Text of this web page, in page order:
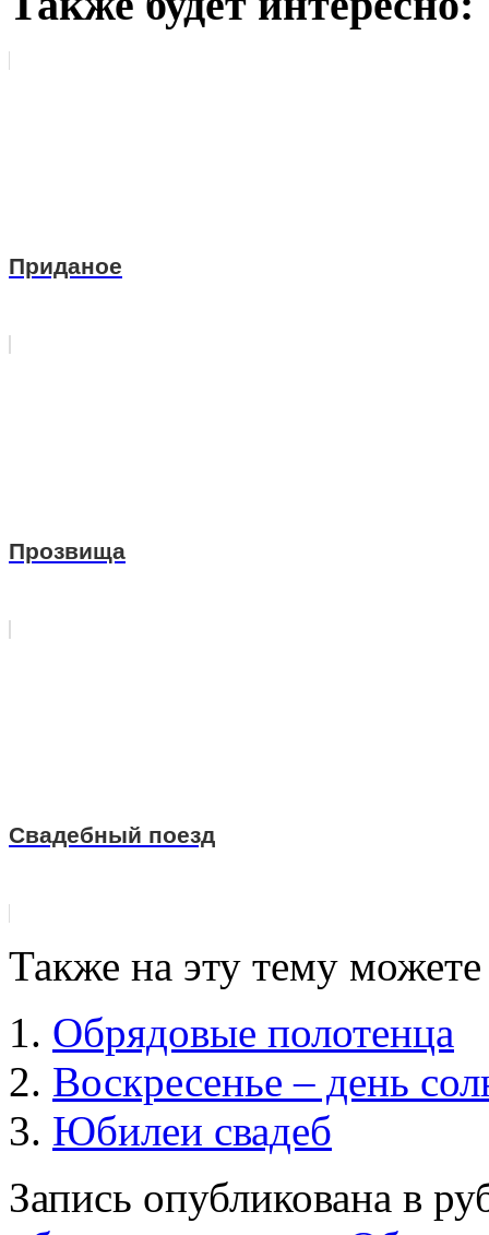
Приданое
Прозвища
Свадебный поезд
Также на эту тему
Обрядовые полотенца
Воскресенье – день
Юбилеи свадеб
Запись опубликована в